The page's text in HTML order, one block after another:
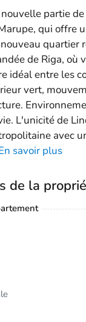
partie de
qui offre
quartier
de Riga, où
idéal entre les
vert,
L'unicité de
avec
savoir plus
de la